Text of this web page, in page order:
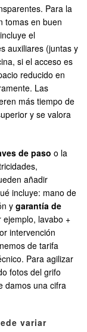
Para la
tomas en buen
el
auxiliares (juntas y
si el acceso es
reducido en
Las
más tiempo de
y se valora
de paso o la
añadir
incluye: mano de
y garantía de
lavabo +
intervención
de tarifa
Para agilizar
fotos del grifo
damos una cifra
variar